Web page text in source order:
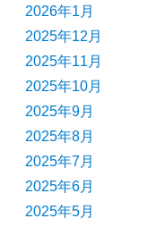
2026年1月
2025年12月
2025年11月
2025年10月
2025年9月
2025年8月
2025年7月
2025年6月
2025年5月